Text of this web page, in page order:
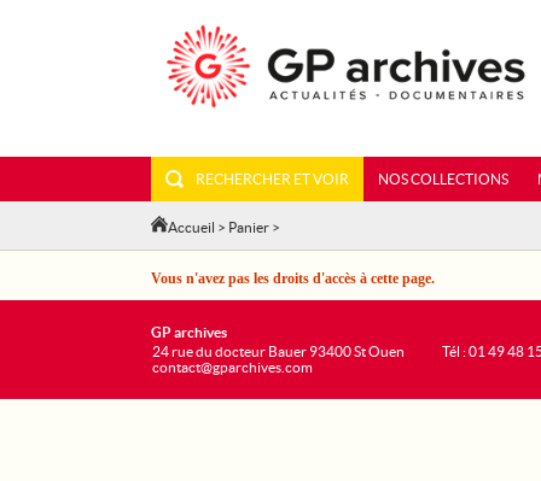
RECHERCHER ET VOIR NOS COLLECTIONS
Accueil > Panier >
Vous n'avez pas les droits d'accès à cette page.
GP archives
24 rue du docteur Bauer 93400 St Ouen
contact@gparchives.com
Tél : 01 49 48